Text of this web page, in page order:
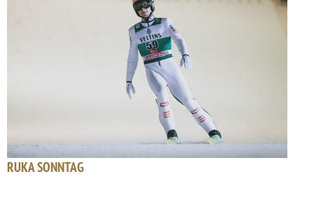
RUKA SONNTAG